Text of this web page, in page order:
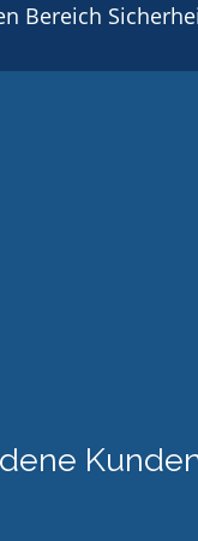
Bereich